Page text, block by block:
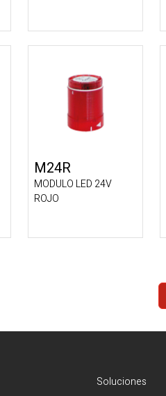
M24R
MODULO LED 24V
ROJO
Soluciones